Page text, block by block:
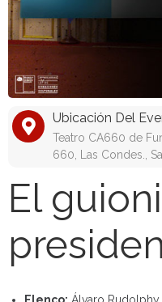
Ubicación Del
Teatro CA660 de
660, Las Condes.,
El
Elenco: Álvaro